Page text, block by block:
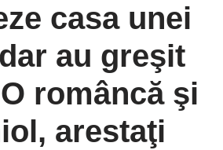
casa unei
au greşit
româncă şi
arestaţi